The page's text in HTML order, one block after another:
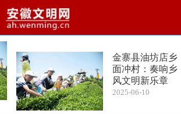
金寨县油坊店乡
面冲村：奏响乡
风文明新乐章
2025-06-10